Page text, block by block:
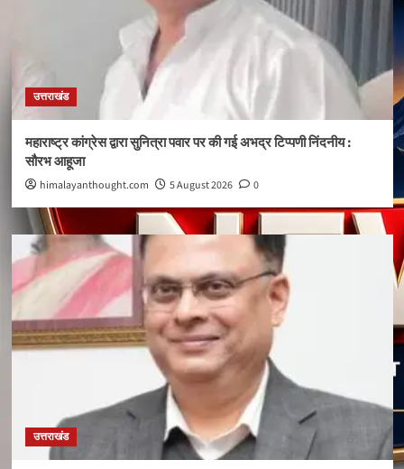
उत्तराखंड
महाराष्ट्र कांग्रेस द्वारा सुनित्रा पवार पर की गई अभद्र टिप्पणी निंदनीय :
सौरभ आहूजा
himalayanthought.com 5 August 2026 0
उत्तराखंड